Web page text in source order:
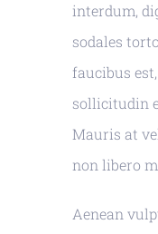
interdum,
sodales
faucibus
sollicitudin
Mauris at
non libero
Aenean